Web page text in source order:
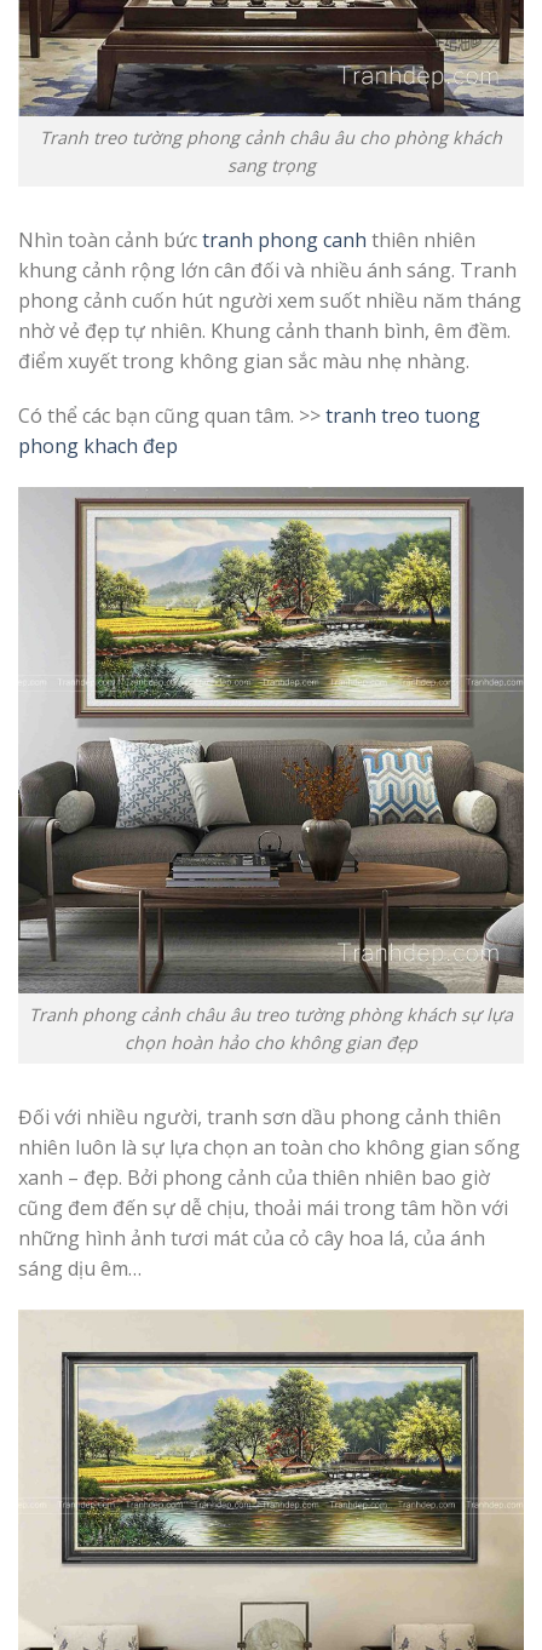
Tranh treo tường phong cảnh châu âu cho phòng khách
sang trọng
Nhìn toàn cảnh bứctranh phong canh thiên nhiên
khung cảnh rộng lớn cân đối và nhiều ánh sáng. Tranh
phong cảnh cuốn hút người xem suốt nhiều năm tháng
nhờ vẻ đẹp tự nhiên. Khung cảnh thanh bình, êm đềm.
điểm xuyết trong không gian sắc màu nhẹ nhàng.
Có thể các bạn cũng quan tâm. >>tranh treo tuong
phong khach đep
Tranh phong cảnh châu âu treo tường phòng khách sự lựa
chọn hoàn hảo cho không gian đẹp
Đối với nhiều người, tranh sơn dầu phong cảnh thiên
nhiên luôn là sự lựa chọn an toàn cho không gian sống
xanh – đẹp. Bởi phong cảnh của thiên nhiên bao giờ
cũng đem đến sự dễ chịu, thoải mái trong tâm hồn với
những hình ảnh tươi mát của cỏ cây hoa lá, của ánh
sáng dịu êm…